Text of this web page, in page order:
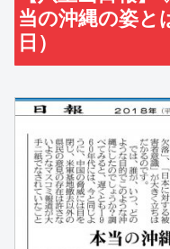
当の沖縄の姿と
日）